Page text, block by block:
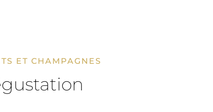
ET CHAMPAGNES​